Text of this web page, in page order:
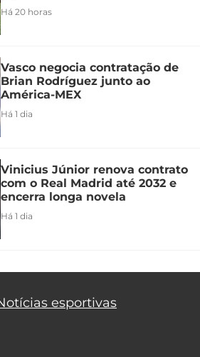
Há 20 horas
Vasco negocia contratação de
Brian Rodríguez junto ao
América-MEX
Há 1 dia
Vinicius Júnior renova contrato
com o Real Madrid até 2032 e
encerra longa novela
Há 1 dia